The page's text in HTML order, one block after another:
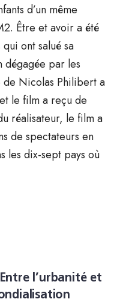
d’un même
Être et avoir a été
ont salué sa
dégagée par les
de Nicolas Philibert a
le film a reçu de
réalisateur, le film a
de spectateurs en
les dix-sept pays où
l’urbanité et